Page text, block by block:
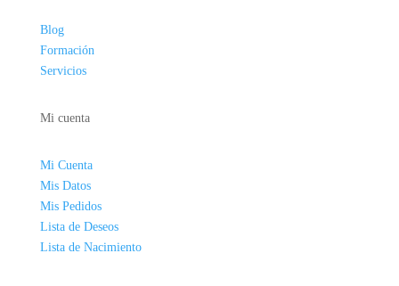
Blog
Formación
Servicios
Mi cuenta
Mi Cuenta
Mis Datos
Mis Pedidos
Lista de Deseos
Lista de Nacimiento